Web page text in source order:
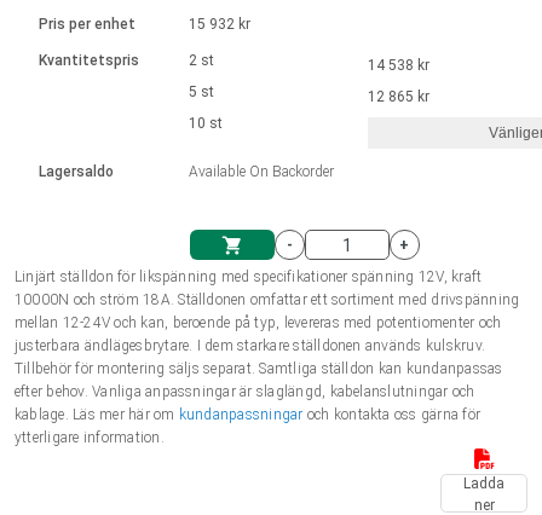
Enhetssystem
Kundkorg
Solenoids
Ø 28-42| 1-1400 rpm | <= 290Ncm
Styrningar borstlösa DC motorer
Styrningar DC motorer
Drivsteg 2-6 A
Synkrona-Asynkrona | för 1-4 ställdon
Synkrona-Asynkrona | för 1-4 ställdon
Français (EUR)
Polski (EUR)
Norsk (NOK)
Suomi (EUR)
Pris per enhet
Kvantitetspris
Lagersaldo
15 932 kr
2 st
5 st
10 st
Available On Backorder
14 538 kr
12 865 kr
-
+
Linjärt ställdon för likspänning med specifikationer spänning 12V, kraft
10000N och ström 18A. Ställdonen omfattar ett sortiment med drivspänning
mellan 12-24V och kan, beroende på typ, levereras med potentiomenter och
justerbara ändlägesbrytare. I dem starkare ställdonen används kulskruv.
Tillbehör för montering säljs separat. Samtliga ställdon kan kundanpassas
efter behov. Vanliga anpassningar är slaglängd, kabelanslutningar och
kablage. Läs mer här om kundanpassningar och kontakta oss gärna för
ytterligare information.
Ladda
ner